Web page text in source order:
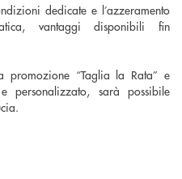
dedicate e l’azzeramento
vantaggi disponibili fin
promozione “Taglia la Rata” e
personalizzato, sarà possibile